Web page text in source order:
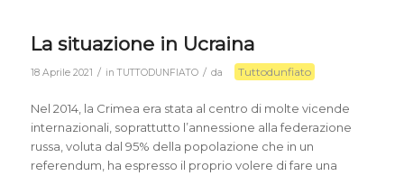
La situazione in Ucraina
18 Aprile 2021 / inTUTTODUNFIATO / da Tuttodunfiato
Nel 2014, la Crimea era stata al centro di molte vicende
internazionali, soprattutto l’annessione alla federazione
russa, voluta dal 95% della popolazione che in un
referendum, ha espresso il proprio volere di fare una